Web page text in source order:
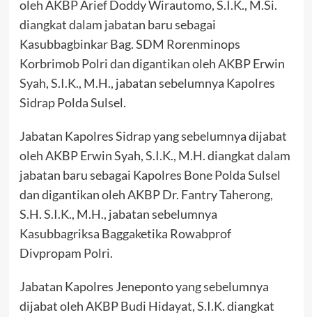
oleh AKBP Arief Doddy Wirautomo, S.I.K., M.Si.
diangkat dalam jabatan baru sebagai
Kasubbagbinkar Bag. SDM Rorenminops
Korbrimob Polri dan digantikan oleh AKBP Erwin
Syah, S.I.K., M.H., jabatan sebelumnya Kapolres
Sidrap Polda Sulsel.
Jabatan Kapolres Sidrap yang sebelumnya dijabat
oleh AKBP Erwin Syah, S.I.K., M.H. diangkat dalam
jabatan baru sebagai Kapolres Bone Polda Sulsel
dan digantikan oleh AKBP Dr. Fantry Taherong,
S.H. S.I.K., M.H., jabatan sebelumnya
Kasubbagriksa Baggaketika Rowabprof
Divpropam Polri.
Jabatan Kapolres Jeneponto yang sebelumnya
dijabat oleh AKBP Budi Hidayat, S.I.K. diangkat